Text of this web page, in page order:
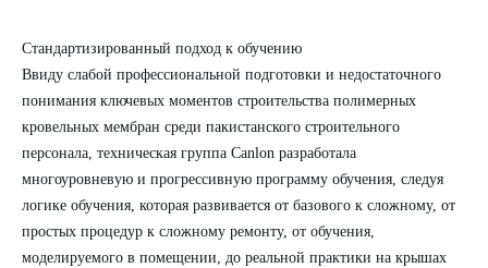
Стандартизированный подход к обучению
Ввиду слабой профессиональной подготовки и недостаточного
понимания ключевых моментов строительства полимерных
кровельных мембран среди пакистанского строительного
персонала, техническая группа Canlon разработала
многоуровневую и прогрессивную программу обучения, следуя
логике обучения, которая развивается от базового к сложному, от
простых процедур к сложному ремонту, от обучения,
моделируемого в помещении, до реальной практики на крышах